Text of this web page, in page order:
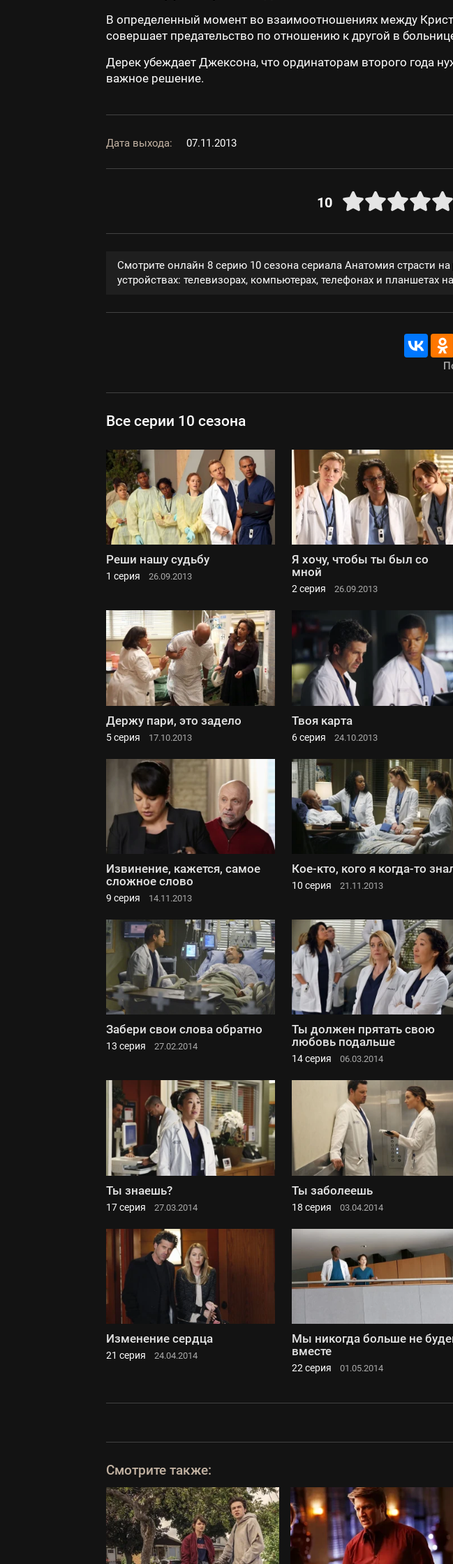
В определенный момент во взаимоотношениях между
совершает предательство по отношению к другой в
Дерек убеждает Джексона, что ординаторам второго года
важное решение.
Дата выхода: 07.11.2013
10
Смотрите онлайн 8 серию 10 сезона сериала Анатомия страсти
устройствах: телевизорах, компьютерах, телефонах и планшетах
Все серии 10 сезона
Реши нашу судьбу
1 серия 26.09.2013
Я хочу, чтобы ты был со
мной
2 серия 26.09.2013
Держу пари, это задело
5 серия 17.10.2013
Твоя карта
6 серия 24.10.2013
Извинение, кажется, самое
сложное слово
9 серия 14.11.2013
Кое-кто, кого я когда-то
10 серия 21.11.2013
Забери свои слова обратно
13 серия 27.02.2014
Ты должен прятать свою
любовь подальше
14 серия 06.03.2014
Ты знаешь?
17 серия 27.03.2014
Ты заболеешь
18 серия 03.04.2014
Изменение сердца
21 серия 24.04.2014
Мы никогда больше не
вместе
22 серия 01.05.2014
Смотрите также: